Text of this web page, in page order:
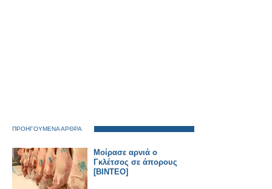
ΠΡΟΗΓΟΥΜΕΝΑ ΑΡΘΡΑ
Μοίρασε αρνιά ο
Γκλέτσος σε άπορους
[ΒΙΝΤΕΟ]